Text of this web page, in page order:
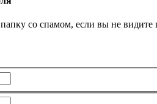
со спамом, если вы не видите